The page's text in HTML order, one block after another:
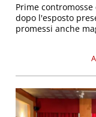
Prime
dopo l'esposto
promessi anche